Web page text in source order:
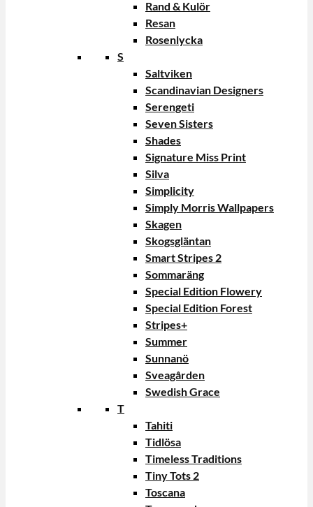
Rand & Kulör
Resan
Rosenlycka
S
Saltviken
Scandinavian Designers
Serengeti
Seven Sisters
Shades
Signature Miss Print
Silva
Simplicity
Simply Morris Wallpapers
Skagen
Skogsgläntan
Smart Stripes 2
Sommaräng
Special Edition Flowery
Special Edition Forest
Stripes+
Summer
Sunnanö
Sveagården
Swedish Grace
T
Tahiti
Tidlösa
Timeless Traditions
Tiny Tots 2
Toscana